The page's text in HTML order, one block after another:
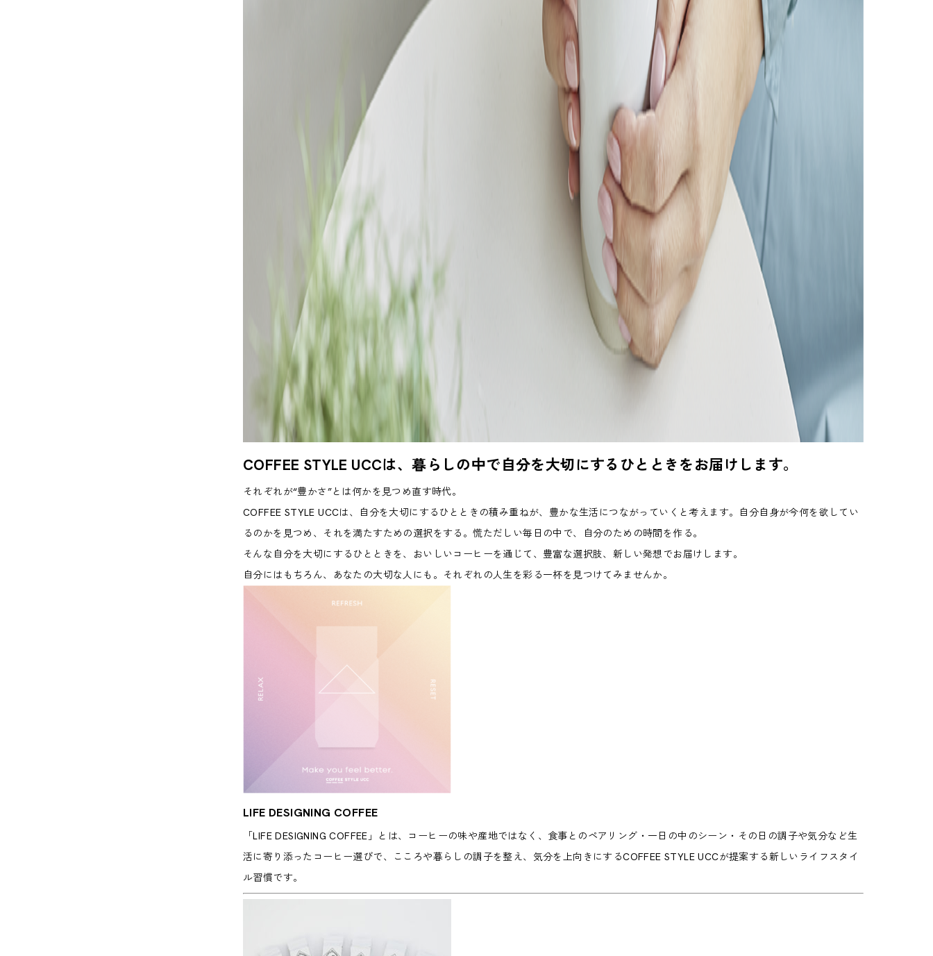
COFFEE STYLE UCCは、暮らしの中で自分を大切にするひとときをお届けします。
それぞれが“豊かさ”とは何かを見つめ直す時代。
COFFEE STYLE UCCは、自分を大切にするひとときの積み重ねが、豊かな生活につながっていくと考えます。自分自身が今何を欲してい
るのかを見つめ、それを満たすための選択をする。慌ただしい毎日の中で、自分のための時間を作る。
そんな自分を大切にするひとときを、おいしいコーヒーを通じて、豊富な選択肢、新しい発想でお届けします。
自分にはもちろん、あなたの大切な人にも。それぞれの人生を彩る一杯を見つけてみませんか。
LIFE DESIGNING COFFEE
「LIFE DESIGNING COFFEE」とは、コーヒーの味や産地ではなく、食事とのペアリング・一日の中のシーン・その日の調子や気分など生
活に寄り添ったコーヒー選びで、こころや暮らしの調子を整え、気分を上向きにするCOFFEE STYLE UCCが提案する新しいライフスタイ
ル習慣です。